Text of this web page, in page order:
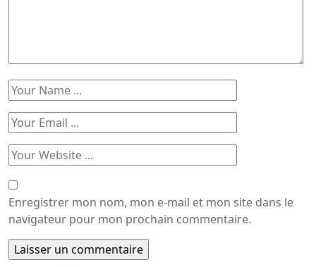
Enregistrer mon nom, mon e-mail et mon site dans le
navigateur pour mon prochain commentaire.